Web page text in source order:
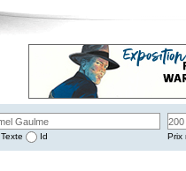
Texte Id Prix